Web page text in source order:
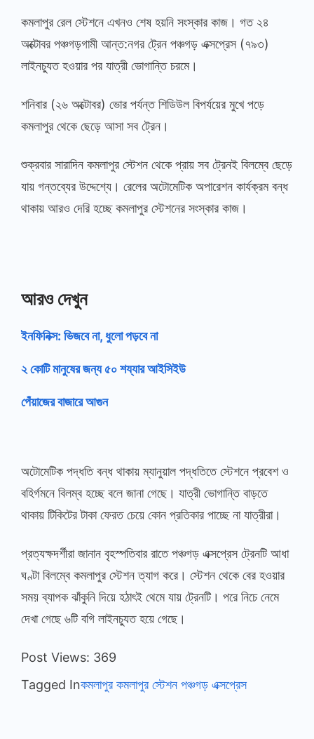
কমলাপুর
স্টেশনের
কমলাপুর রেল স্টেশনে এখনও শেষ হয়নি সংস্কার কাজ। গত ২৪
অক্টোবর পঞ্চগড়গামী আন্ত:নগর ট্রেন পঞ্চগড় এক্সপ্রেস (৭৯৩)
লাইনচ্যুত হওয়ার পর যাত্রী ভোগান্তি চরমে।
শনিবার (২৬ অক্টোবর) ভোর পর্যন্ত শিডিউল বিপর্যয়ের মুখে পড়ে
কমলাপুর থেকে ছেড়ে আসা সব ট্রেন।
শুক্রবার সারাদিন কমলাপুর স্টেশন থেকে প্রায় সব ট্রেনই বিলম্বে ছেড়ে
যায় গন্তব্যের উদ্দেশ্যে। রেলের অটোমেটিক অপারেশন কার্যক্রম বন্ধ
থাকায় আরও দেরি হচ্ছে কমলাপুর স্টেশনের সংস্কার কাজ।
আরও দেখুন
ইনফিনিক্স: ভিজবে না, ধুলো পড়বে না
২ কোটি মানুষের জন্য ৫০ শয্যার আইসিইউ
পেঁয়াজের বাজারে আগুন
অটোমেটিক পদ্ধতি বন্ধ থাকায় ম্যানুয়াল পদ্ধতিতে স্টেশনে প্রবেশ ও
বহির্গমনে বিলম্ব হচ্ছে বলে জানা গেছে। যাত্রী ভোগান্তি বাড়তে
থাকায় টিকিটের টাকা ফেরত চেয়ে কোন প্রতিকার পাচ্ছে না যাত্রীরা।
প্রত্যক্ষদর্শীরা জানান বৃহস্পতিবার রাতে পঞ্চগড় এক্সপ্রেস ট্রেনটি আধা
ঘণ্টা বিলম্বে কমলাপুর স্টেশন ত্যাগ করে। স্টেশন থেকে বের হওয়ার
সময় ব্যাপক ঝাঁকুনি দিয়ে হঠাৎই থেমে যায় ট্রেনটি। পরে নিচে নেমে
দেখা গেছে ৬টি বগি লাইনচ্যুত হয়ে গেছে।
Post Views: 369
Tagged Inকমলাপুর কমলাপুর স্টেশন পঞ্চগড় এক্সপ্রেস